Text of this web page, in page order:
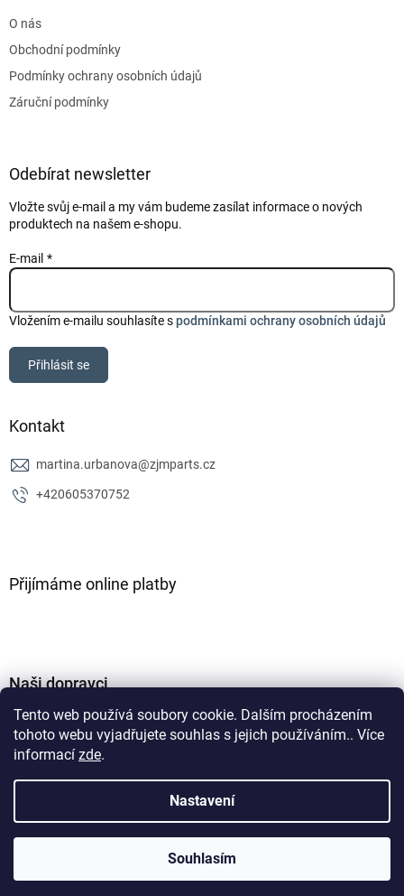
Tento web používá soubory cookie. Dalším procházením
tohoto webu vyjadřujete souhlas s jejich používáním.. Více
informací zde.
Nastavení
Souhlasím
O nás
Obchodní podmínky
Podmínky ochrany osobních údajů
Záruční podmínky
Odebírat newsletter
Vložte svůj e-mail a my vám budeme zasílat informace o nových
produktech na našem e-shopu.
E-mail
Vložením e-mailu souhlasíte spodmínkami ochrany osobních údajů
Přihlásit se
Kontakt
martina.urbanova@zjmparts.cz
+420605370752
Přijímáme online platby
Naši dopravci
Vytvořil Shoptet
ZJM parts s.r.o. Všechna práva vyhrazena.